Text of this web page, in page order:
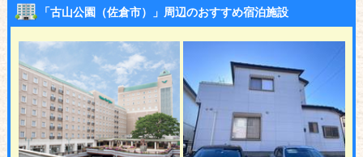
「古山公園（佐倉市）」周辺のおすすめ宿泊施設